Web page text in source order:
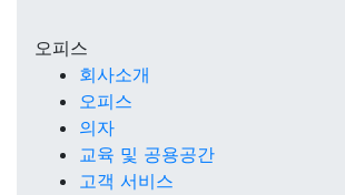
오피스
회사소개
오피스
의자
교육 및 공용공간
고객 서비스